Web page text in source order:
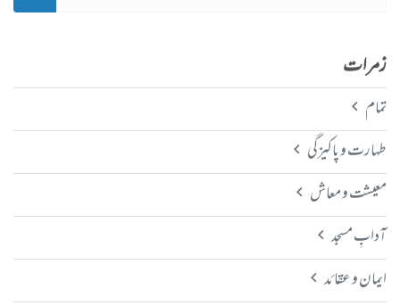
زمرات
تمام
طہارت و پاکیزگی
معیشت و معاش
آدابِ مسجد
ایمان و عقائد